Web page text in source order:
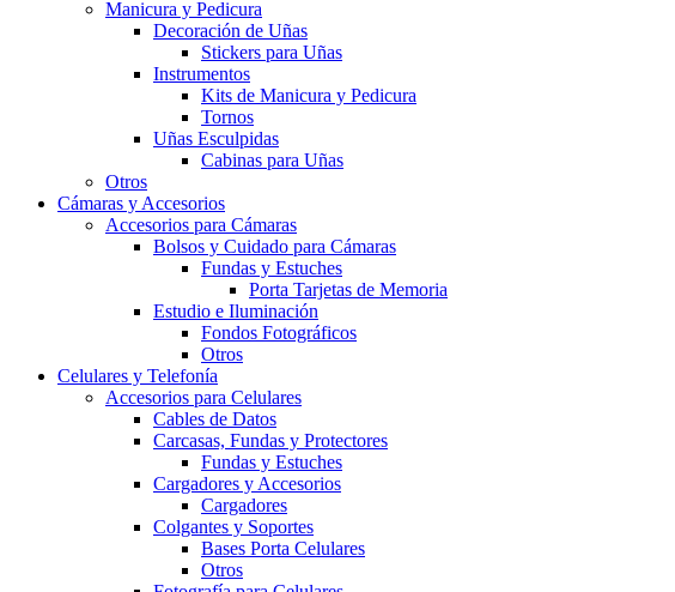
Manicura y Pedicura
Decoración de Uñas
Stickers para Uñas
Instrumentos
Kits de Manicura y Pedicura
Tornos
Uñas Esculpidas
Cabinas para Uñas
Otros
Cámaras y Accesorios
Accesorios para Cámaras
Bolsos y Cuidado para Cámaras
Fundas y Estuches
Porta Tarjetas de Memoria
Estudio e Iluminación
Fondos Fotográficos
Otros
Celulares y Telefonía
Accesorios para Celulares
Cables de Datos
Carcasas, Fundas y Protectores
Fundas y Estuches
Cargadores y Accesorios
Cargadores
Colgantes y Soportes
Bases Porta Celulares
Otros